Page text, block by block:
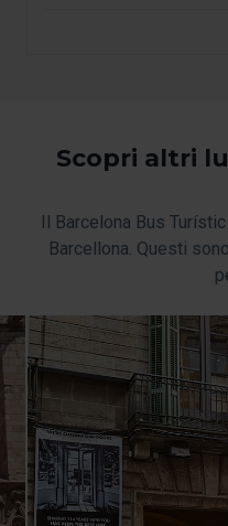
Scopri altri
Il Barcelona Bus
Barcellona. Questi